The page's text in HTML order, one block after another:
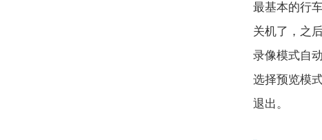
最基本的行
关机了，之
录像模式自
选择预览模
退出。